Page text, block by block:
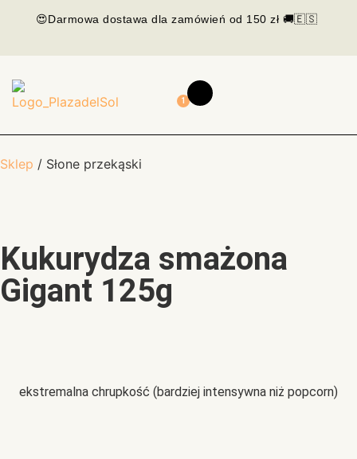
😍Darmowa dostawa dla zamówień od 150 zł 🚚🇪🇸
1
Sklep / Słone przekąski
Kukurydza smażona
Gigant 125g
ekstremalna chrupkość (bardziej intensywna niż popcorn)